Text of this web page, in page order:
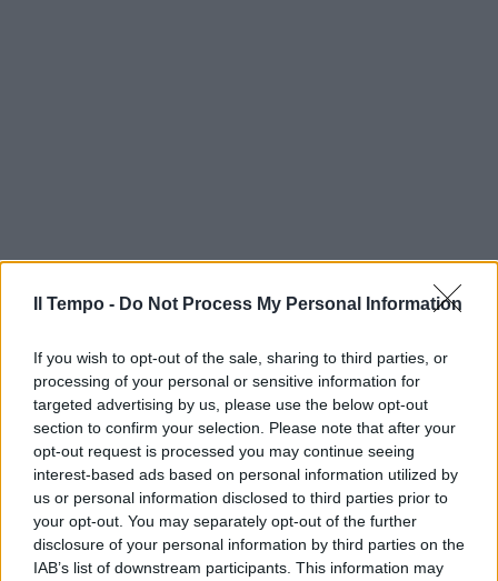
Il Tempo - Do Not Process My Personal Information
If you wish to opt-out of the sale, sharing to third parties, or
processing of your personal or sensitive information for
targeted advertising by us, please use the below opt-out
section to confirm your selection. Please note that after your
opt-out request is processed you may continue seeing
interest-based ads based on personal information utilized by
us or personal information disclosed to third parties prior to
your opt-out. You may separately opt-out of the further
disclosure of your personal information by third parties on the
IAB’s list of downstream participants. This information may